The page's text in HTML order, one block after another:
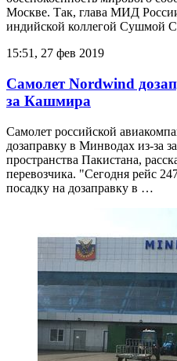
Москве. Так, глава МИД
индийской коллегой Сушмой
15:51, 27 фев 2019
Самолет Nordwind
за Кашмира
Самолет российской
дозаправку в Минводах из-за
пространства Пакистана,
перевозчика. "Сегодня рейс
посадку на дозаправку в …